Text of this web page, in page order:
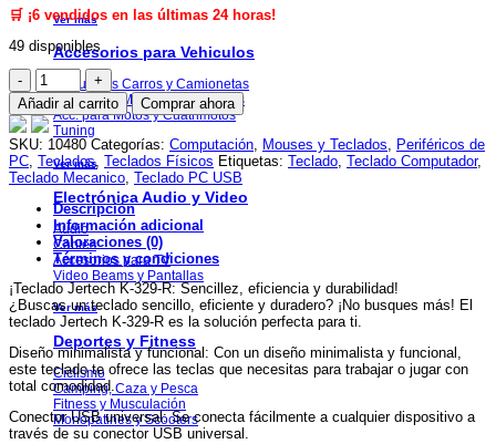
Ver más
Accesorios para Vehiculos
Repuestos Carros y Camionetas
Repuestos Motos y Cuatrimotos
Acc. para Motos y Cuatrimotos
Tuning
Ver más
Electrónica Audio y Video
Audio
Cables
Accesorios para TV
Video Beams y Pantallas
Ver más
Deportes y Fitness
Ciclismo
Camping, Caza y Pesca
Fitness y Musculación
Monopatines y Scooters
original
$75,900.
actual
$44,900.
🛒 ¡6 vendidos en las últimas 24 horas!
49 disponibles
Teclado
Para
Computador
Jertech
Usb
K329-
r
cantidad
Añadir al carrito Comprar ahora
SKU: 10480 Categorías: Computación Mouses y Teclados
Periféricos de
PC Teclados, Teclados Físicos Etiquetas: Teclado Teclado Computador,
Teclado Mecanico Teclado PC USB
Descripción
Información adicional
Valoraciones (0)
Términos y condiciones
¡Teclado Jertech K-329-R: Sencillez, eficiencia y durabilidad!
¿Buscas un teclado sencillo, eficiente y duradero? ¡No busques más! El
teclado Jertech K-329-R es la solución perfecta para ti.
Diseño minimalista y funcional: Con un diseño minimalista y funcional,
este teclado te ofrece las teclas que necesitas para trabajar o jugar con
total comodidad.
Conector USB universal: Se conecta fácilmente a cualquier dispositivo a
través de su conector USB universal.